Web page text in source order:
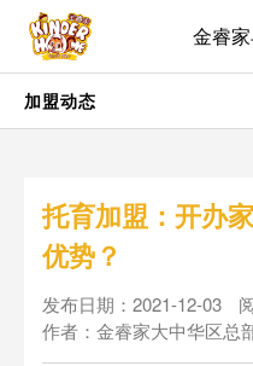
金睿
加盟动态
托育加盟：开办
优势？
发布日期：2021-12-03
作者：金睿家大中华区总